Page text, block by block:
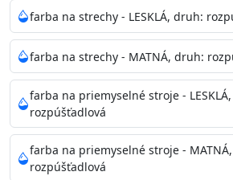
Neaplikujte pri teplote pod 5°C a
pri relatívnej vlhkosti nad 80%.
Nepoužitá farba vyžaduje špeciálne
bezpečnú likvidáciu.
Riedenie: do 10% vodou, podľa
Doba schnutia na dotyk
farba na strechy - LESKLÁ, druh:
farba na strechy - MATNÁ, druh:
farba na priemyselné stroje -
rozpúšťadlová
farba na priemyselné stroje -
rozpúšťadlová